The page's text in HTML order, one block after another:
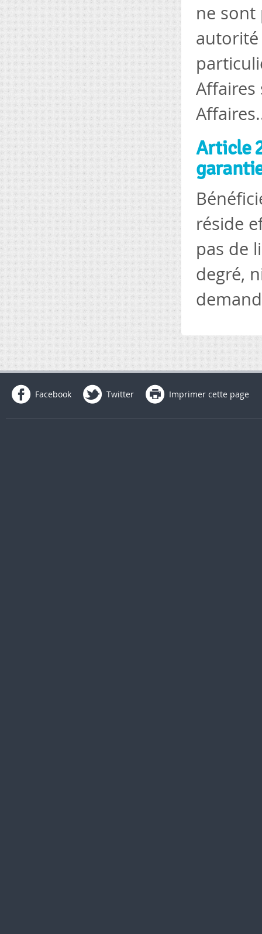
ne sont
Affaires
Article
réside
pas de
degré,
Facebook Twitter Imprimer cette page